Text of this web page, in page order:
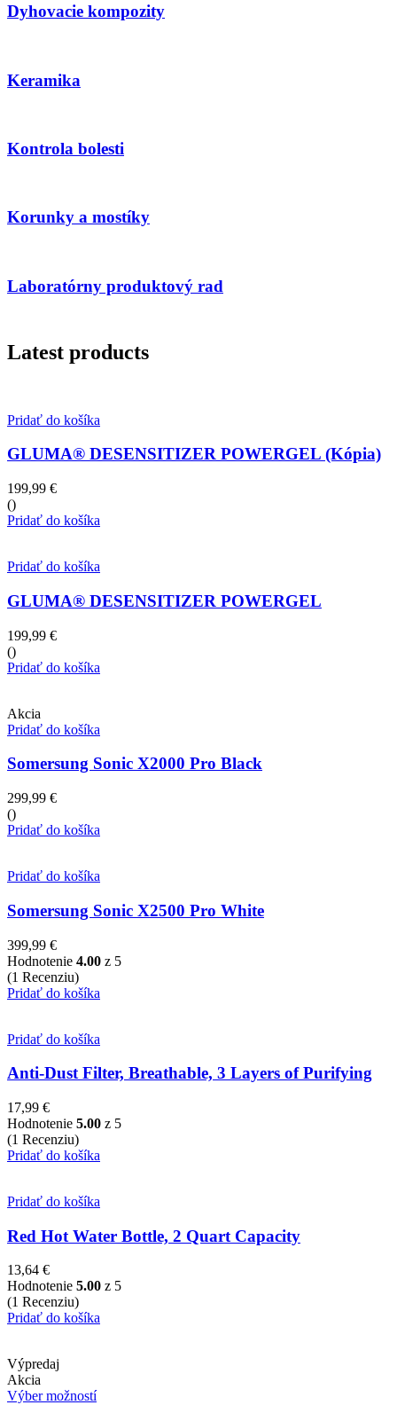
Dyhovacie kompozity
Keramika
Kontrola bolesti
Korunky a mostíky
Laboratórny produktový rad
Latest products
Pridať do košíka
GLUMA® DESENSITIZER POWERGEL (Kópia)
199,99 €
()
Pridať do košíka
Pridať do košíka
GLUMA® DESENSITIZER POWERGEL
199,99 €
()
Pridať do košíka
Akcia
Pridať do košíka
Somersung Sonic X2000 Pro Black
299,99 €
()
Pridať do košíka
Pridať do košíka
Somersung Sonic X2500 Pro White
399,99 €
Hodnotenie 4.00 z 5
(1 Recenziu)
Pridať do košíka
Pridať do košíka
Anti-Dust Filter, Breathable, 3 Layers of Purifying
17,99 €
Hodnotenie 5.00 z 5
(1 Recenziu)
Pridať do košíka
Pridať do košíka
Red Hot Water Bottle, 2 Quart Capacity
13,64 €
Hodnotenie 5.00 z 5
(1 Recenziu)
Pridať do košíka
Výpredaj
Akcia
Výber možností